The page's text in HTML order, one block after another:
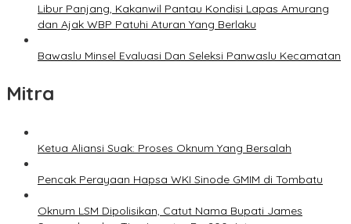
Libur Panjang, Kakanwil Pantau Kondisi Lapas Amurang
dan Ajak WBP Patuhi Aturan Yang Berlaku
Bawaslu Minsel Evaluasi Dan Seleksi Panwaslu Kecamatan
Mitra
Ketua Aliansi Suak: Proses Oknum Yang Bersalah
Pencak Perayaan Hapsa WKI Sinode GMIM di Tombatu
Oknum LSM Dipolisikan, Catut Nama Bupati James